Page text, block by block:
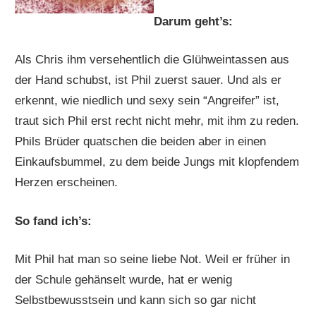
Darum geht’s:
Als Chris ihm versehentlich die Glühweintassen aus
der Hand schubst, ist Phil zuerst sauer. Und als er
erkennt, wie niedlich und sexy sein “Angreifer” ist,
traut sich Phil erst recht nicht mehr, mit ihm zu reden.
Phils Brüder quatschen die beiden aber in einen
Einkaufsbummel, zu dem beide Jungs mit klopfendem
Herzen erscheinen.
So fand ich’s:
Mit Phil hat man so seine liebe Not. Weil er früher in
der Schule gehänselt wurde, hat er wenig
Selbstbewusstsein und kann sich so gar nicht